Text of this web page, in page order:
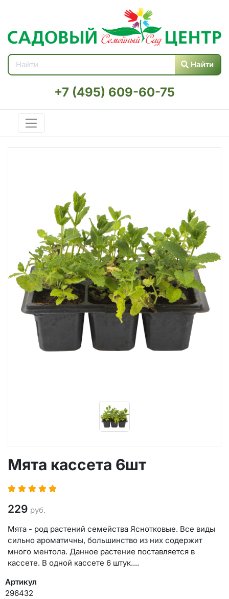
Найти
+7 (495) 609-60-75
Мята кассета 6шт
229 руб.
Мята - род растений семейства Яснотковые. Все виды
сильно ароматичны, большинство из них содержит
много ментола. Данное растение поставляется в
кассете. В одной кассете 6 штук....
Артикул
296432